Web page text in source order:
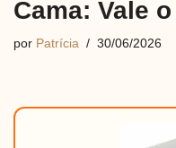
Cama: Vale
por Patrícia 30/06/2026